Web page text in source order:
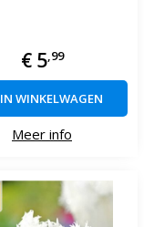
€ 5 99
Meer info
IN WINKELWAGEN